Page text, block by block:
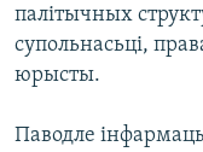
палітычных
супольнасьці,
юрысты.
Паводле